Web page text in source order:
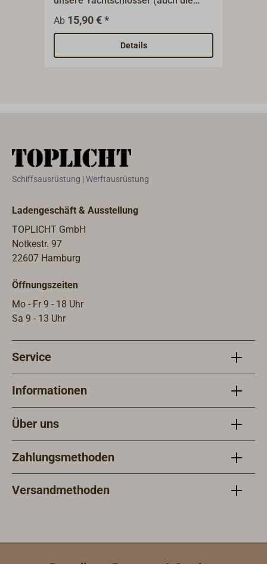
zierlichen). Lieferung mit polierter
oder verchromter Oberfläche.
Ab 15,90 € *
Details
Schiffsausrüstung | Werftausrüstung
Ladengeschäft & Ausstellung
TOPLICHT GmbH
Notkestr. 97
22607 Hamburg
Öffnungszeiten
Mo - Fr 9 - 18 Uhr
Sa 9 - 13 Uhr
Service
Informationen
Über uns
Zahlungsmethoden
Versandmethoden